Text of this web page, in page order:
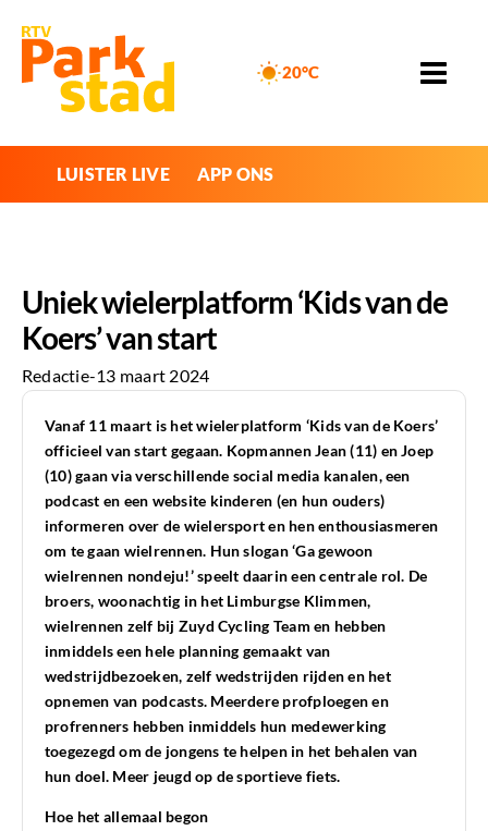
20°C
LUISTER LIVE APP ONS
Uniek wielerplatform ‘Kids van de
Koers’ van start
Redactie-13 maart 2024
Vanaf 11 maart is het wielerplatform ‘Kids van de Koers’
officieel van start gegaan. Kopmannen Jean (11) en Joep
(10) gaan via verschillende social media kanalen, een
podcast en een website kinderen (en hun ouders)
informeren over de wielersport en hen enthousiasmeren
om te gaan wielrennen. Hun slogan ‘Ga gewoon
wielrennen nondeju!’ speelt daarin een centrale rol. De
broers, woonachtig in het Limburgse Klimmen,
wielrennen zelf bij Zuyd Cycling Team en hebben
inmiddels een hele planning gemaakt van
wedstrijdbezoeken, zelf wedstrijden rijden en het
opnemen van podcasts. Meerdere profploegen en
profrenners hebben inmiddels hun medewerking
toegezegd om de jongens te helpen in het behalen van
hun doel. Meer jeugd op de sportieve fiets.
Hoe het allemaal begon